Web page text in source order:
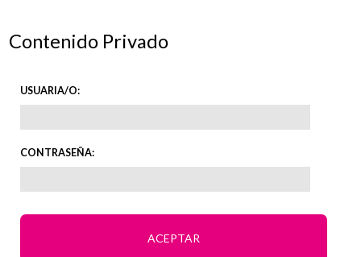
Contenido Privado
USUARIA/O:
CONTRASEÑA:
Magazine